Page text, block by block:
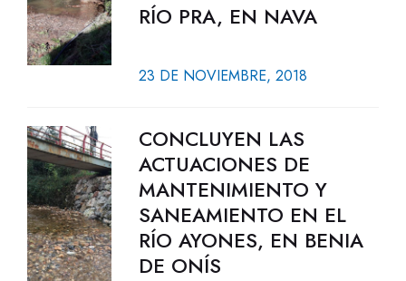
RÍO PRA, EN NAVA
23 DE NOVIEMBRE, 2018
CONCLUYEN LAS
ACTUACIONES DE
MANTENIMIENTO Y
SANEAMIENTO EN EL
RÍO AYONES, EN BENIA
DE ONÍS